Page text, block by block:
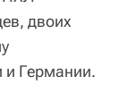
двоих
и Германии.